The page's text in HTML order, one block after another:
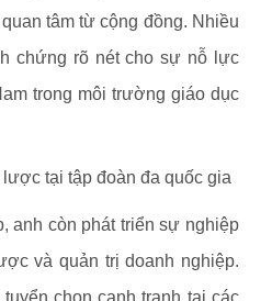
tâm từ cộng đồng. Nhiều
chứng rõ nét cho sự nỗ lực
trong môi trường giáo dục
tại tập đoàn đa quốc gia
anh còn phát triển sự nghiệp
và quản trị doanh nghiệp.
chọn cạnh tranh tại các